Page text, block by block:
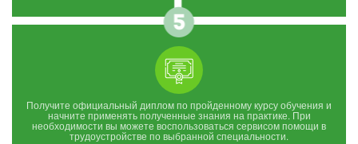
Получите официальный диплом по пройденному курсу обучения и
начните применять полученные знания на практике. При
необходимости вы можете воспользоваться сервисом помощи в
трудоустройстве по выбранной специальности.